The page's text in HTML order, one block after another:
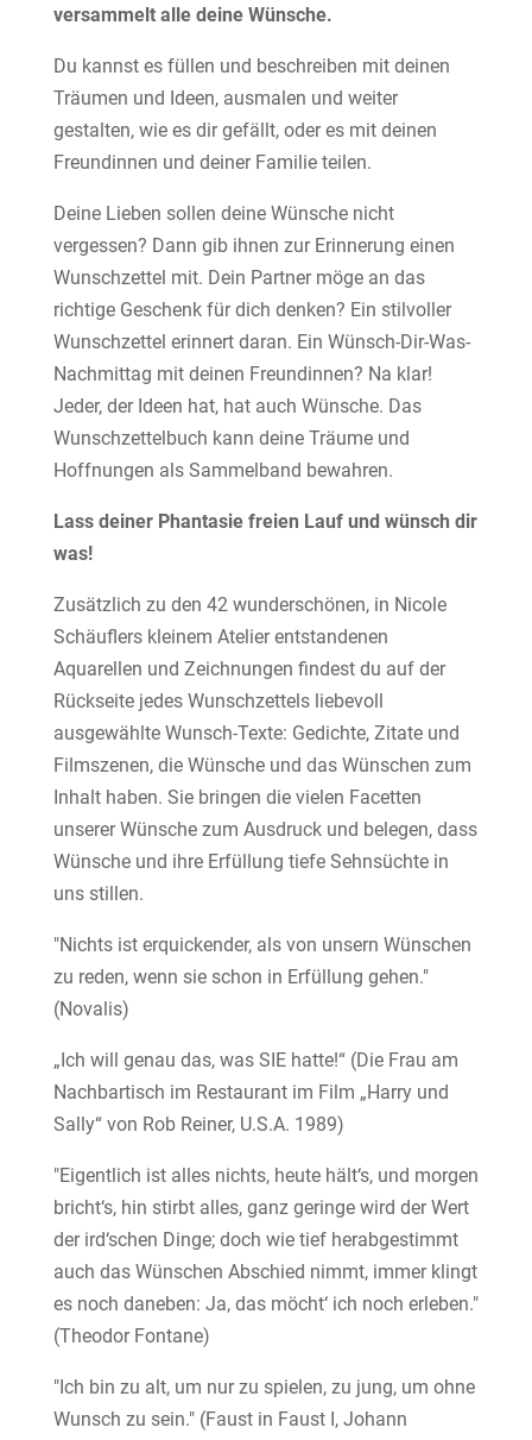
versammelt alle deine Wünsche.
Du kannst es füllen und beschreiben mit deinen
Träumen und Ideen, ausmalen und weiter
gestalten, wie es dir gefällt, oder es mit deinen
Freundinnen und deiner Familie teilen.
Deine Lieben sollen deine Wünsche nicht
vergessen? Dann gib ihnen zur Erinnerung einen
Wunschzettel mit. Dein Partner möge an das
richtige Geschenk für dich denken? Ein stilvoller
Wunschzettel erinnert daran. Ein Wünsch-Dir-Was-
Nachmittag mit deinen Freundinnen? Na klar!
Jeder, der Ideen hat, hat auch Wünsche. Das
Wunschzettelbuch kann deine Träume und
Hoffnungen als Sammelband bewahren.
Lass deiner Phantasie freien Lauf und wünsch dir
was!
Zusätzlich zu den 42 wunderschönen, in Nicole
Schäuflers kleinem Atelier entstandenen
Aquarellen und Zeichnungen findest du auf der
Rückseite jedes Wunschzettels liebevoll
ausgewählte Wunsch-Texte: Gedichte, Zitate und
Filmszenen, die Wünsche und das Wünschen zum
Inhalt haben. Sie bringen die vielen Facetten
unserer Wünsche zum Ausdruck und belegen, dass
Wünsche und ihre Erfüllung tiefe Sehnsüchte in
uns stillen.
"Nichts ist erquickender, als von unsern Wünschen
zu reden, wenn sie schon in Erfüllung gehen."
(Novalis)
„Ich will genau das, was SIE hatte!“ (Die Frau am
Nachbartisch im Restaurant im Film „Harry und
Sally“ von Rob Reiner, U.S.A. 1989)
"Eigentlich ist alles nichts, heute hält‘s, und morgen
bricht‘s, hin stirbt alles, ganz geringe wird der Wert
der ird‘schen Dinge; doch wie tief herabgestimmt
auch das Wünschen Abschied nimmt, immer klingt
es noch daneben: Ja, das möcht‘ ich noch erleben."
(Theodor Fontane)
"Ich bin zu alt, um nur zu spielen, zu jung, um ohne
Wunsch zu sein." (Faust in Faust I, Johann